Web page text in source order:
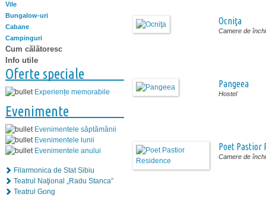
Vile
Bungalow-uri
Cabane
Campinguri
Cum călătoresc
Info utile
Oferte speciale
Experiențe memorabile
Evenimente
Evenimentele săptămânii
Evenimentele lunii
Evenimentele anului
Filarmonica de Stat Sibiu
Teatrul Naţional „Radu Stanca”
Teatrul Gong
Ocniţa
Camere de
Pangeea
Hostel
Poet Pastior
Camere de